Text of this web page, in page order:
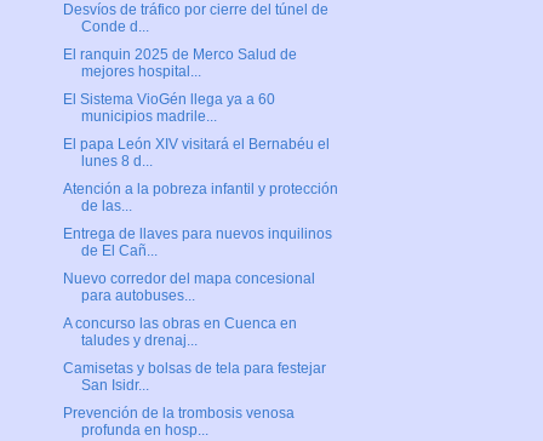
Desvíos de tráfico por cierre del túnel de
Conde d...
El ranquin 2025 de Merco Salud de
mejores hospital...
El Sistema VioGén llega ya a 60
municipios madrile...
El papa León XIV visitará el Bernabéu el
lunes 8 d...
Atención a la pobreza infantil y protección
de las...
Entrega de llaves para nuevos inquilinos
de El Cañ...
Nuevo corredor del mapa concesional
para autobuses...
A concurso las obras en Cuenca en
taludes y drenaj...
Camisetas y bolsas de tela para festejar
San Isidr...
Prevención de la trombosis venosa
profunda en hosp...